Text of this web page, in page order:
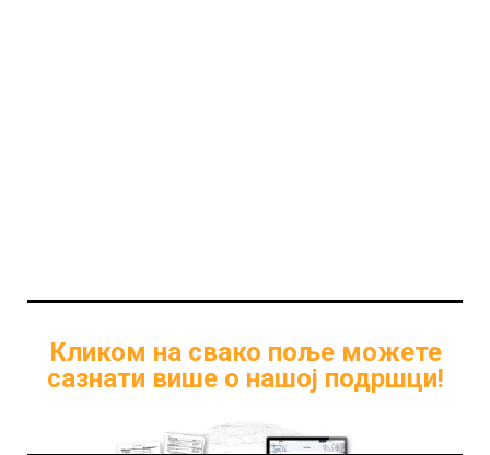
Кликом на свако поље можете
сазнати више о нашој подршци!